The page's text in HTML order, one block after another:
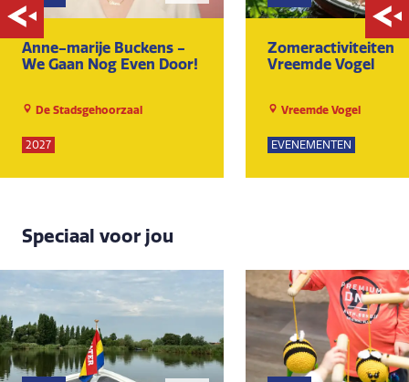
Anne-marije Buckens -
We Gaan Nog Even Door!
De Stadsgehoorzaal
2027
Zomeractiviteiten
Vreemde Vogel
Vreemde Vogel
EVENEMENTEN
Speciaal voor jou